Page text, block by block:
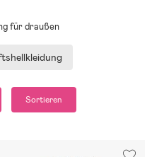
für draußen
Sortieren